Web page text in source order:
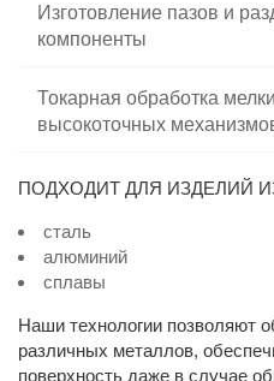
Изготовление пазов и
компоненты
Токарная обработка
высокоточных
ПОДХОДИТ ДЛЯ ИЗДЕЛИЙ
сталь
алюминий
сплавы
Наши технологии позволяют
различных металлов,
поверхность даже в случае